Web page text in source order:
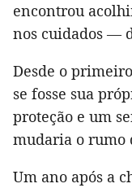
encontrou
nos cuidados —
Desde o
se fosse sua
proteção e um
mudaria o rumo
Um ano após a